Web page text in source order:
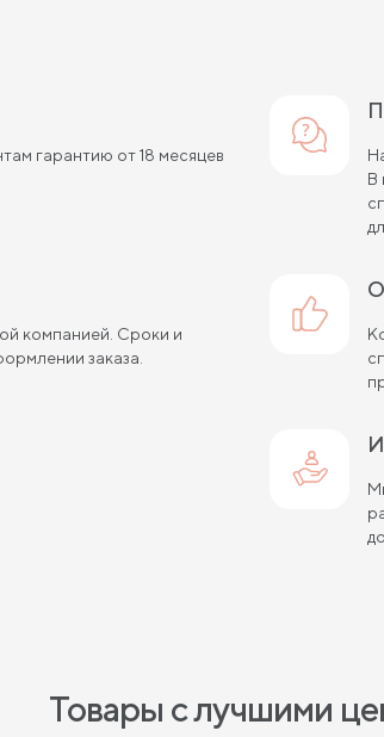
гарантию от 18 месяцев
В
компанией. Сроки и
заказа.
Товары с лучшими